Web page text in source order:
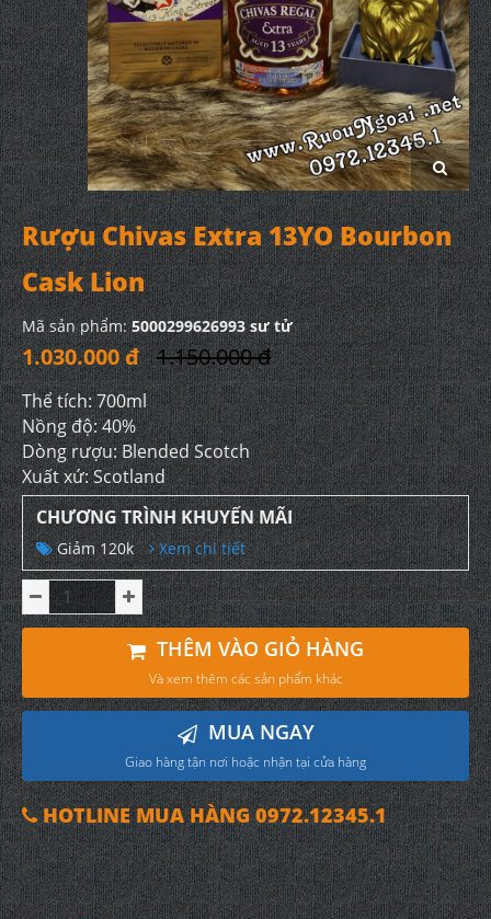
Rượu Chivas Extra 13YO Bourbon
Cask Lion
Mã sản phẩm:5000299626993 sư tử
1.030.000 đ 1.150.000 đ
Thể tích: 700ml
Nồng độ: 40%
Dòng rượu: Blended Scotch
Xuất xứ: Scotland
CHƯƠNG TRÌNH KHUYẾN MÃI
Giảm 120k Xem chi tiết
THÊM VÀO GIỎ HÀNG
Và xem thêm các sản phẩm khác
MUA NGAY
Giao hàng tận nơi hoặc nhận tại cửa hàng
HOTLINE MUA HÀNG 0972.12345.1